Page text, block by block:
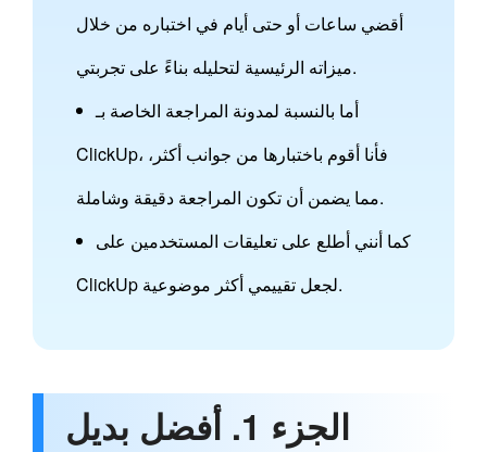
أقضي ساعات أو حتى أيام في اختباره من خلال
ميزاته الرئيسية لتحليله بناءً على تجربتي.
أما بالنسبة لمدونة المراجعة الخاصة بـ
ClickUp، فأنا أقوم باختبارها من جوانب أكثر،
مما يضمن أن تكون المراجعة دقيقة وشاملة.
كما أنني أطلع على تعليقات المستخدمين على
ClickUp لجعل تقييمي أكثر موضوعية.
الجزء 1. أفضل بديل